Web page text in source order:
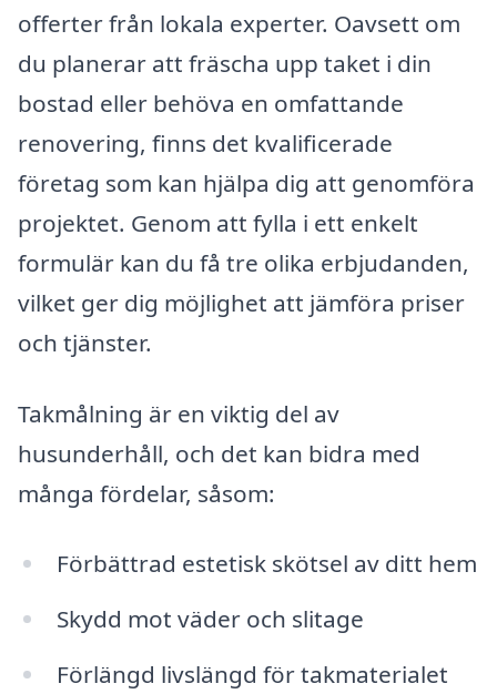
offerter från lokala experter. Oavsett om
du planerar att fräscha upp taket i din
bostad eller behöva en omfattande
renovering, finns det kvalificerade
företag som kan hjälpa dig att genomföra
projektet. Genom att fylla i ett enkelt
formulär kan du få tre olika erbjudanden,
vilket ger dig möjlighet att jämföra priser
och tjänster.
Takmålning är en viktig del av
husunderhåll, och det kan bidra med
många fördelar, såsom:
Förbättrad estetisk skötsel av ditt hem
Skydd mot väder och slitage
Förlängd livslängd för takmaterialet